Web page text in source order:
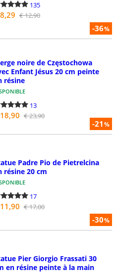
-36%
135
€ 12,90
-21%
noire de Częstochowa
Enfant Jésus 20 cm peinte
résine
13
€ 23,90
-30%
Padre Pio de Pietrelcina
résine 20 cm
17
€ 17,00
Pier Giorgio Frassati 30
en résine peinte à la main